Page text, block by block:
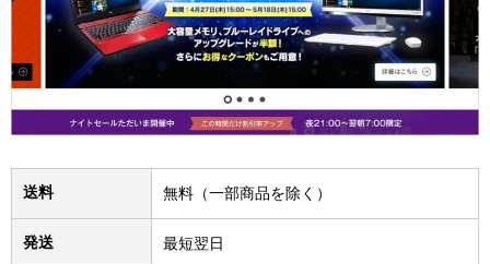
送料 無料（一部商品を除く）
発送 最短翌日